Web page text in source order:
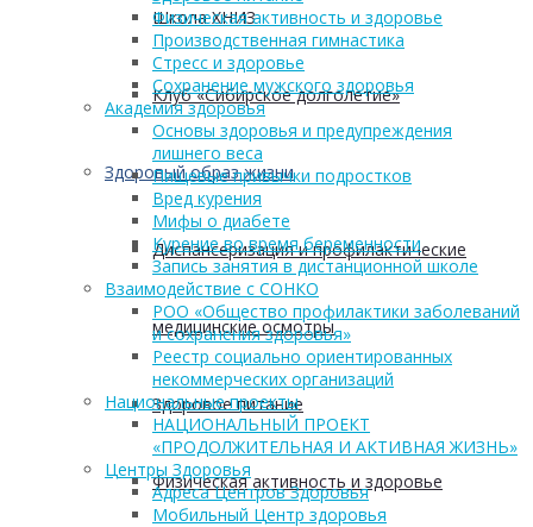
Школа ХНИЗ
Клуб «Сибирское долголетие»
Здоровый образ жизни
Диспансеризация и профилактические
медицинские осмотры
Здоровое питание
Физическая активность и здоровье
Физическая активность и здоровье
Производственная гимнастика
Стресс и здоровье
Сохранение мужского здоровья
Академия здоровья
Основы здоровья и предупреждения
лишнего веса
Пищевые привычки подростков
Вред курения
Мифы о диабете
Курение во время беременности
Запись занятия в дистанционной школе
Взаимодействие с СОНКО
РОО «Общество профилактики заболеваний
и сохранения здоровья»
Реестр социально ориентированных
некоммерческих организаций
Национальные проекты
НАЦИОНАЛЬНЫЙ ПРОЕКТ
«ПРОДОЛЖИТЕЛЬНАЯ И АКТИВНАЯ ЖИЗНЬ»
Центры Здоровья
Адреса Центров Здоровья
Мобильный Центр здоровья